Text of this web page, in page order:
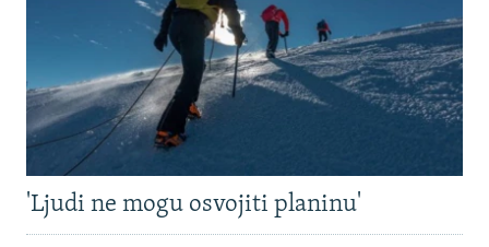
'Ljudi ne mogu osvojiti planinu'